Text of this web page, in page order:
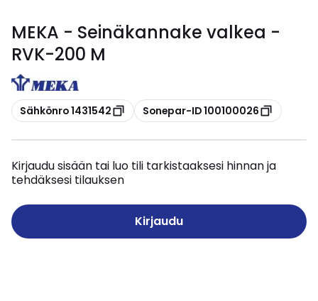
MEKA - Seinäkannake valkea -
RVK-200 M
Kopioi
Sähkönro 1431542 Kopioi
Sonepar-ID 100100026
Kirjaudu sisään tai luo tili tarkistaaksesi hinnan ja
tehdäksesi tilauksen
Kirjaudu